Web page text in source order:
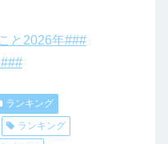
と2026年###
ランキング
ランキング